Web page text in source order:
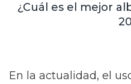
¿Cuál es el mejor
En la actualidad, el